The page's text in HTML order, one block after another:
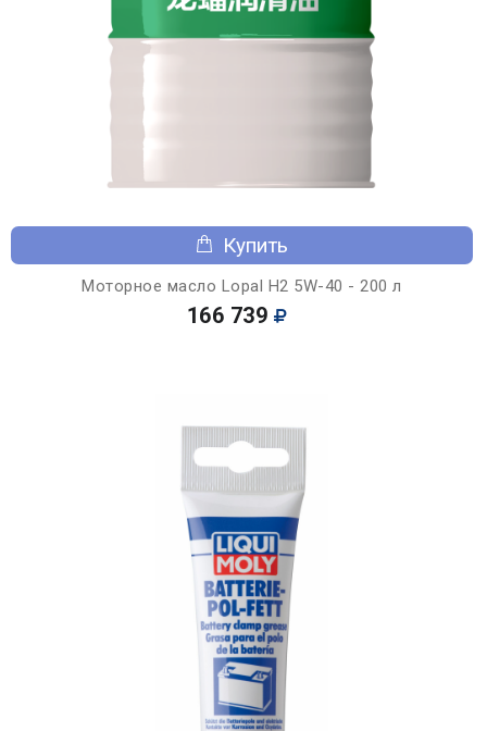
Купить
Моторное масло Lopal H2 5W-40 - 200 л
166 739